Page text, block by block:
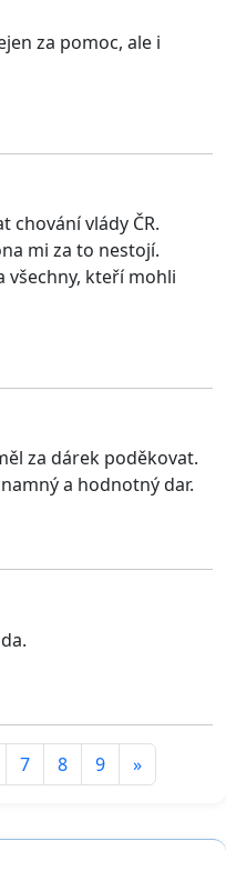
za pomoc, ale i
chování vlády ČR.
mi za to nestojí.
všechny, kteří mohli
za dárek poděkovat.
a hodnotný dar.
7 8 9 »